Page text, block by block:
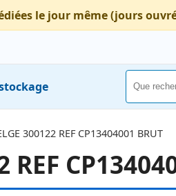
le jour même (jours
300122 REF CP13404001 BRUT
REF